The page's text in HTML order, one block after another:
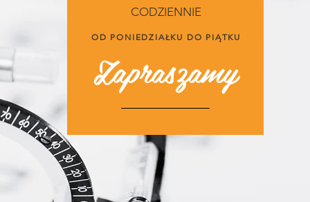
CODZIENNIE
OD PONIEDZIAŁKU DO PIĄTKU
Zapraszamy